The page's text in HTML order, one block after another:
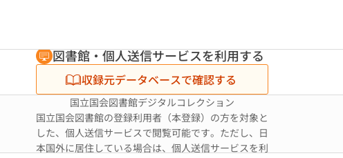
図書館・個人送信サービスを利用する
収録元データベースで確認する
国立国会図書館デジタルコレクション
国立国会図書館の登録利用者（本登録）の方を対象と
した、個人送信サービスで閲覧可能です。ただし、日
本国外に居住している場合は、個人送信サービスを利